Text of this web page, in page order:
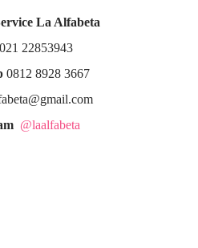
La Alfabeta
021 22853943
0812 8928 3667
@laalfabeta